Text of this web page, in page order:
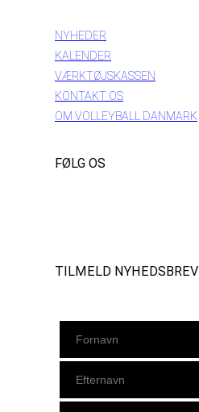
NYHEDER
KALENDER
VÆRKTØJSKASSEN
KONTAKT OS
OM VOLLEYBALL DANMARK
FØLG OS
TILMELD NYHEDSBREV